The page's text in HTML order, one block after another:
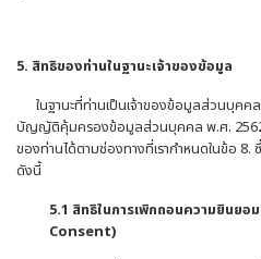
5. สิทธิของท่านในฐานะเจ้าของข้อมูล
ในฐานะที่ท่านเป็นเจ้าของข้อมูลส่วนบุคค
บัญญัติคุ้มครองข้อมูลส่วนบุคคล พ.ศ. 2562
ของท่านได้ตามช่องทางที่เรากำหนดในข้อ
ดังนี้
5.1 สิทธิในการเพิกถอนความยินยอ
Consent)